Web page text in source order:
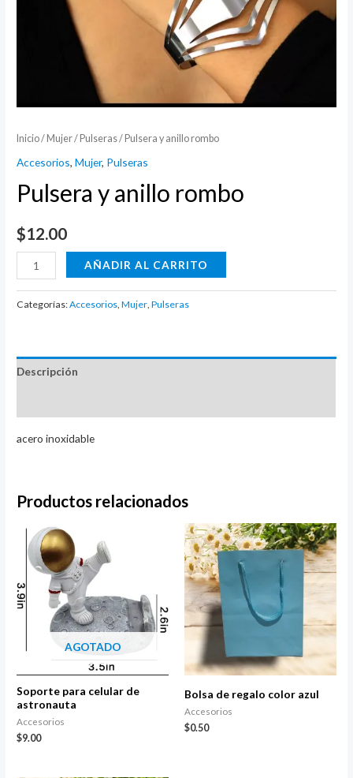
Inicio/Mujer/Pulseras/ Pulsera y anillo rombo
Accesorios,Mujer, Pulseras
Pulsera y anillo rombo
$12.00
Pulsera
y
anillo
AÑADIR AL CARRITO
Categorías:Accesorios ,Mujer ,Pulseras
Descripción
acero inoxidable
Productos relacionados
AGOTADO
Soporte para celular de
astronauta
Accesorios
$9.00
Bolsa de regalo color azul
Accesorios
$0.50